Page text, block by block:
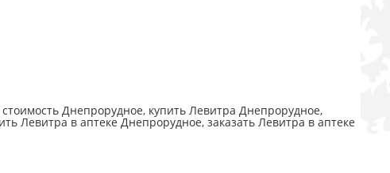
Днепрорудное, купить Левитра Днепрорудное,
Левитра в аптеке Днепрорудное, заказать Левитра в аптеке